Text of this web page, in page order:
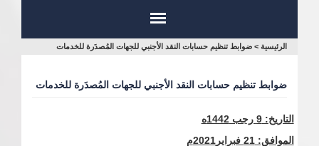
أنت
الرئيسية > ضوابط تنظيم حسابات النقد الأجنبي للجهات المُصدَرة للخدمات
ضوابط تنظيم حسابات النقد الأجنبي للجهات المُصدَرة للخدمات
التاريخ: 9 رجب 1442ه
الموافق: 21 فبراير
2021م